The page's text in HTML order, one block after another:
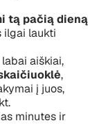
tą pačią dieną
ilgai laukti
aiškiai,
,
į juos,
minutes ir